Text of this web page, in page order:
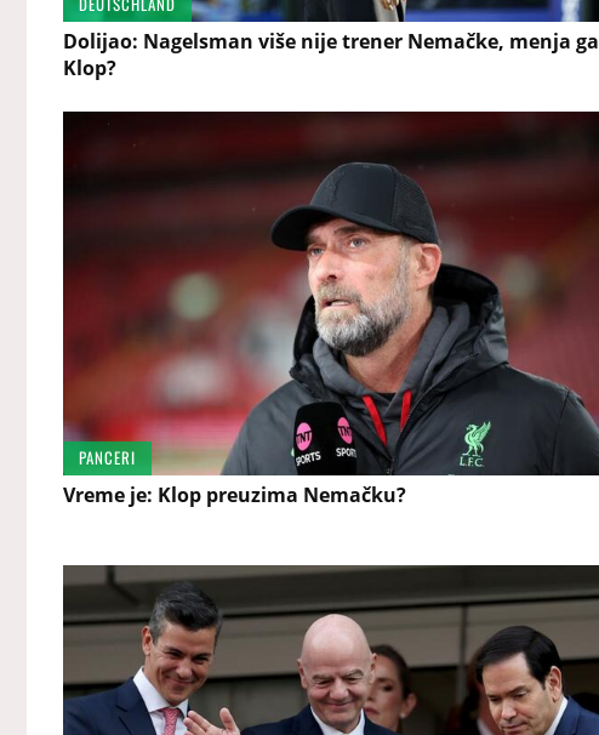
Dolijao: Nagelsman više nije trener Nemačke, menja ga
Klop?
PANCERI
Vreme je: Klop preuzima Nemačku?